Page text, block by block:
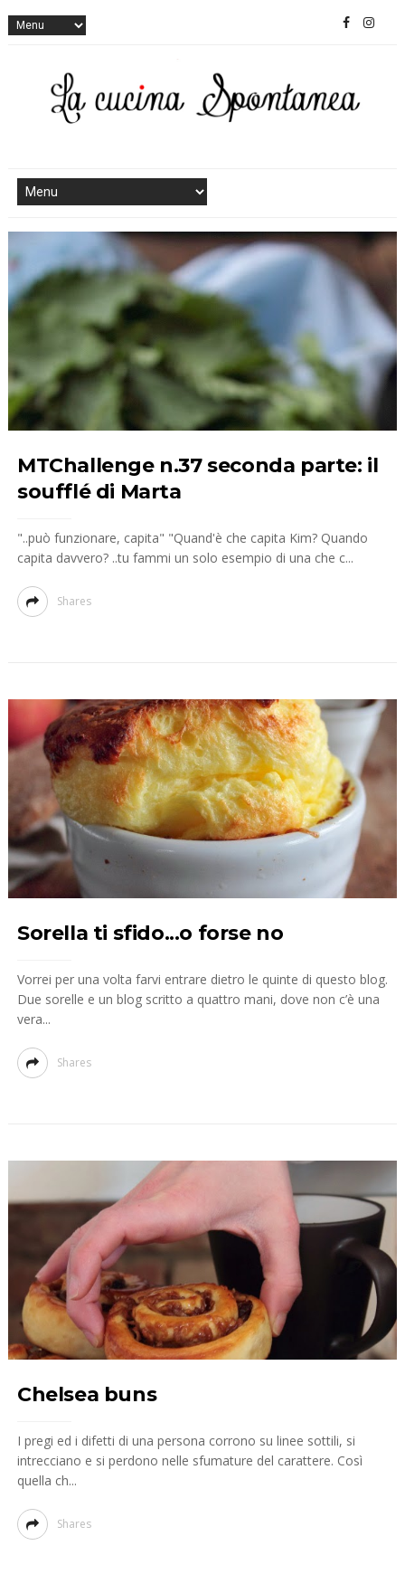
MTChallenge n.37 seconda parte: il
soufflé di Marta
"..può funzionare, capita" "Quand'è che capita Kim? Quando
capita davvero? ..tu fammi un solo esempio di una che c...
Shares
Sorella ti sfido...o forse no
Vorrei per una volta farvi entrare dietro le quinte di questo blog.
Due sorelle e un blog scritto a quattro mani, dove non c’è una
vera...
Shares
Chelsea buns
I pregi ed i difetti di una persona corrono su linee sottili, si
intrecciano e si perdono nelle sfumature del carattere. Così
quella ch...
Shares